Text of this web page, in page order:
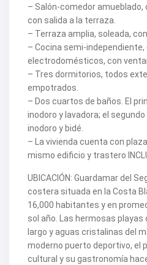
V2487
V2488
V2489
V2491
V2493
V2494
V2495
V2496
V2497
V2499
V2502
V2503
V2505
V2507
V2509
V2512
V2514
V2516
V2518
V2520
V2522
– Salón-comedor amueblado,
con salida a la terraza.
– Terraza amplia, soleada,
– Cocina semi-
electrodomésticos, con
– Tres dormitorios, todos
empotrados.
– Dos cuartos de baños. El
inodoro y lavadora; el
inodoro y bidé.
– La vivienda cuenta con
mismo edificio y trastero
UBICACIÓN: Guardamar del
costera situada en la Costa
16,000 habitantes y en
sol año. Las hermosas playas
largo y aguas cristalinas del
moderno puerto deportivo, el
cultural y su gastronomía